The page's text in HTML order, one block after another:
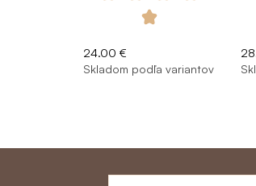
24.00 €
Skladom podľa variantov